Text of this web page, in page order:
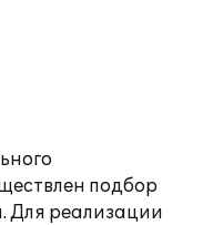
подбор
Для реализации